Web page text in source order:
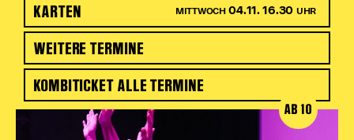
KARTEN MITTWOCH 04.11. 16.30 UHR
WEITERE TERMINE
KOMBITICKET ALLE TERMINE
AB 10